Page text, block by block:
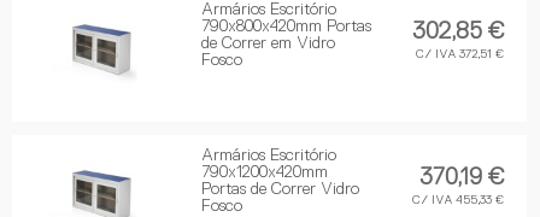
Armários Escritório
790x800x420mm Portas
de Correr em Vidro
Fosco
302,85 €
C/ IVA 372,51 €
Armários Escritório
790x1200x420mm
Portas de Correr Vidro
Fosco
370,19 €
C/ IVA 455,33 €